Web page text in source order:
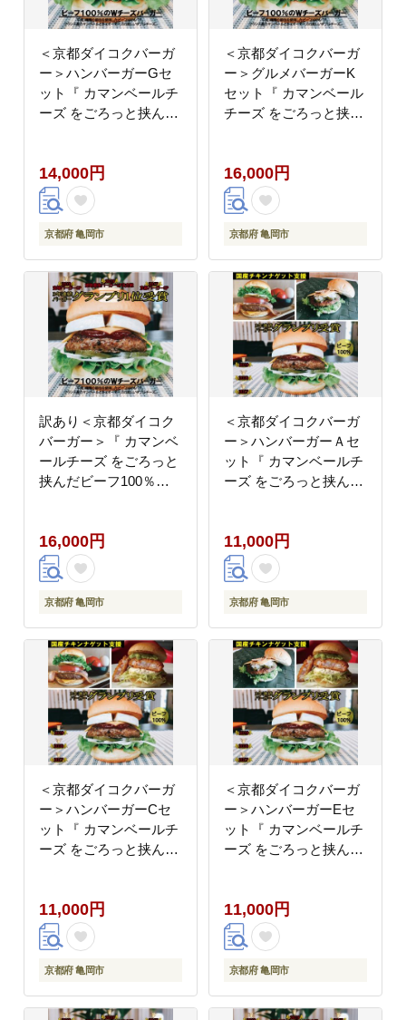
＜京都ダイコクバーガ
ー＞ハンバーガーGセ
ット『 カマンベールチ
ーズ をごろっと挟んだ
むグルメバーガー4個セ
ット ※チキンナゲッ
ト付き
14,000円
京都府 亀岡市
＜京都ダイコクバーガ
ー＞グルメバーガーK
セット『 カマンベール
チーズ をごろっと挟ん
含むグルメバーガー5個
セット※チキンナゲッ
ト付き
16,000円
京都府 亀岡市
訳あり＜京都ダイコク
バーガー＞『 カマンベ
ールチーズ をごろっと
挟んだビーフ100％の
ナゲット 25個付き
16,000円
京都府 亀岡市
＜京都ダイコクバーガ
ー＞ハンバーガーＡセ
ット『 カマンベールチ
ーズ をごろっと挟んだ
むグルメバーガー3個セ
ット※チキンナゲット
付き
11,000円
京都府 亀岡市
＜京都ダイコクバーガ
ー＞ハンバーガーCセ
ット『 カマンベールチ
ーズ をごろっと挟んだ
むグルメバーガー3個セ
ット※チキンナゲット
付き
11,000円
京都府 亀岡市
＜京都ダイコクバーガ
ー＞ハンバーガーEセ
ット『 カマンベールチ
ーズ をごろっと挟んだ
むグルメバーガー3個セ
ット※チキンナゲット
付き
11,000円
京都府 亀岡市